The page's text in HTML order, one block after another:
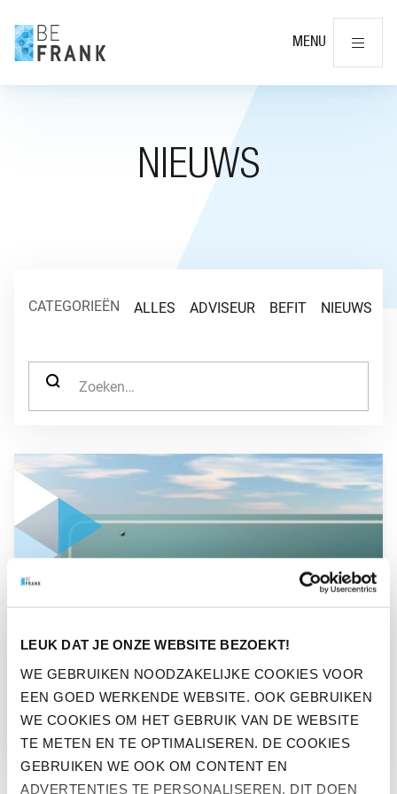
LEUK DAT JE ONZE WEBSITE BEZOEKT!
WE GEBRUIKEN NOODZAKELIJKE COOKIES VOOR
EEN GOED WERKENDE WEBSITE. OOK GEBRUIKEN
WE COOKIES OM HET GEBRUIK VAN DE WEBSITE
TE METEN EN TE OPTIMALISEREN. DE COOKIES
GEBRUIKEN WE OOK OM CONTENT EN
ADVERTENTIES TE PERSONALISEREN. DIT DOEN
MENU
NIEUWS
CATEGORIEËN ALLES ADVISEUR BEFIT NIEUWS
ZOEK NAAR:
GA NAAR “MAG EEN PENSIOENFONDS UITBESTEDEN AAN
MAG EEN PENSIOENFONDS
UITBESTEDEN AAN EEN PPI?